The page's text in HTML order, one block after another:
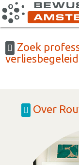
Zoek
Over